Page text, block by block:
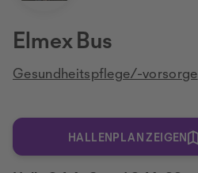
Elmex Bus
Gesundheitspflege/-vorsorge
HALLENPLAN ZEIGEN